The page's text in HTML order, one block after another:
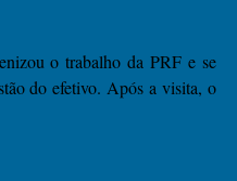
o trabalho da PRF e se
do efetivo. Após a visita, o